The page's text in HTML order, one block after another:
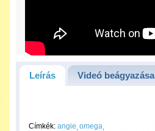
Leírás Videó beágyazása
Címkék: angie omega